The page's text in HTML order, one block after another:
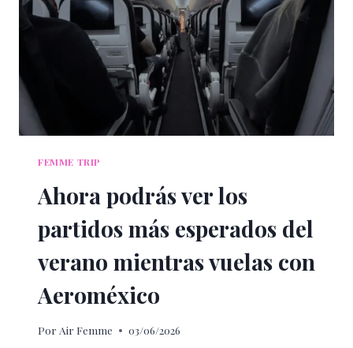
LAS
MÁS
ESTRESANTES
DEL
MUNDO,
SEGÚN
ESTUDIO
FEMME TRIP
Ahora podrás ver los
partidos más esperados del
verano mientras vuelas con
Aeroméxico
Por Air Femme 03/06/2026